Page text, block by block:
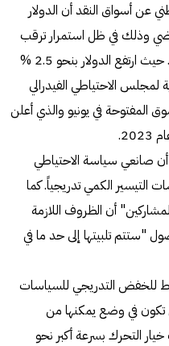
عن أسواق النقد أن الدولار
وذلك في ظل استمرار ترقب
المستثمرين لتوجهات السياسة النقدية. حيث ارتفع الدولار بنحو 2.5 %
لمجلس الاحتياطي الفيدرالي
المفتوحة في يونيو والذي أعلن
صانعي سياسة الاحتياطي
التيسير الكمي تدريجياً. كما
أن الظروف اللازمة
"ستتم تلبيتها إلى حد ما في
للخفض التدريجي للسياسات
تكون في وضع يمكنها من
التحرك بسرعة أكبر نحو